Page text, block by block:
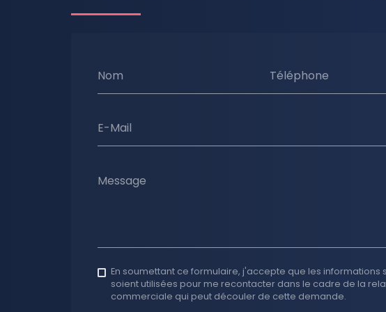
Nom Téléphone
E-Mail
Message
En soumettant ce formulaire, j'accepte que les informations
soient utilisées pour me recontacter dans le cadre de la
commerciale qui peut découler de cette demande.